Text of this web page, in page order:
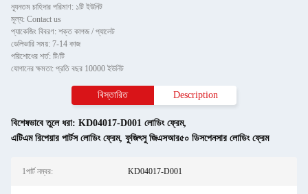
ন্যূনতম চাহিদার পরিমাণ: ১টি ইউনিট
মূল্য: Contact us
প্যাকেজিং বিবরণ: শক্ত কাগজ / প্যালেট
ডেলিভারি সময়: 7-14 কাজ
পরিশোধের শর্ত: টি/টি
যোগানের ক্ষমতা: প্রতি বছর 10000 ইউনিট
বিস্তারিত Description
বিশেষভাবে তুলে ধরা: KD04017-D001 লোডিং ফ্রেম,
এটিএম রিপেয়ার পার্টস লোডিং ফ্রেম, ফুজিৎসু জিএসআর৫০ ডিসপেনসার লোডিং ফ্রেম
1পার্ট নম্বর: KD04017-D001